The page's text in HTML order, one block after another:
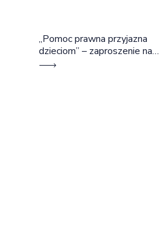
„Pomoc prawna przyjazna
dzieciom” – zaproszenie na
szkolenie